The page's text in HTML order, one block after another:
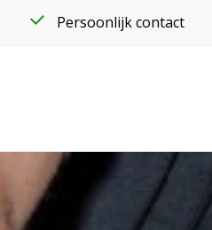
Persoonlijk contact